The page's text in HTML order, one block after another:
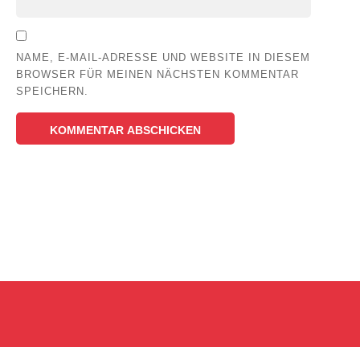
NAME, E-MAIL-ADRESSE UND WEBSITE IN DIESEM
BROWSER FÜR MEINEN NÄCHSTEN KOMMENTAR
SPEICHERN.